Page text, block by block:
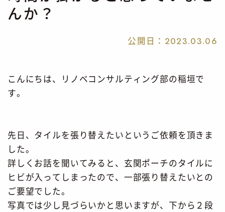
んか？
公開日： 2023.03.06
こんにちは、リノベコンサルティング部の稲垣で
す。
先日、タイルを張り替えたいというご依頼を頂きま
した。
詳しくお話を聞いてみると、玄関ポーチのタイルに
ヒビが入ってしまったので、一部張り替えたいとの
ご要望でした。
写真では少し見づらいかと思いますが、下から２段